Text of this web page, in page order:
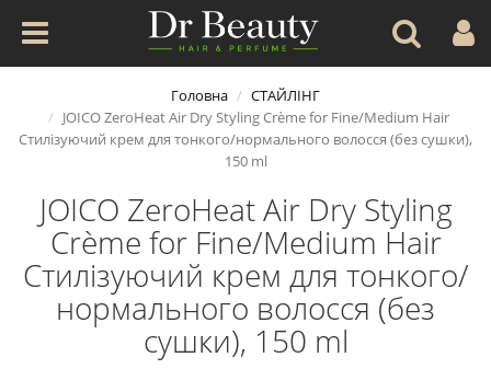
Головна
СТАЙЛІНГ
JOICO ZeroHeat Air Dry Styling Crème for Fine/Medium Hair
Стилізуючий крем для тонкого/нормального волосся (без сушки),
150 ml
JOICO ZeroHeat Air Dry Styling
Crème for Fine/Medium Hair
Стилізуючий крем для тонкого/
нормального волосся (без
сушки), 150 ml